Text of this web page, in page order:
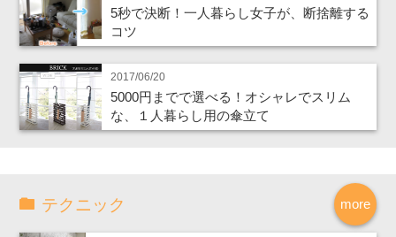
5秒で決断！一人暮らし女子が、断捨離する
コツ
2017/06/20
5000円までで選べる！オシャレでスリム
な、１人暮らし用の傘立て
more
テクニック